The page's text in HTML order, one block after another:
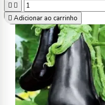
 
 Adicionar ao carrinho